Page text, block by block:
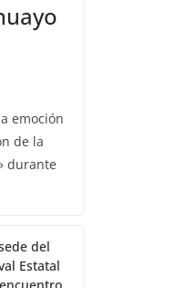
emoción
de la
durante
del
Estatal